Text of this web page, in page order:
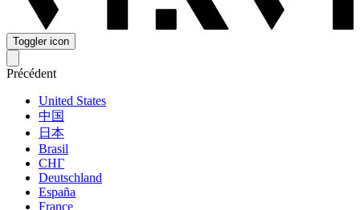
Toggler icon
Précédent
United States
中国
日本
Brasil
СНГ
Deutschland
España
France